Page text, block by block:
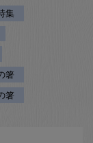
集
箸
箸